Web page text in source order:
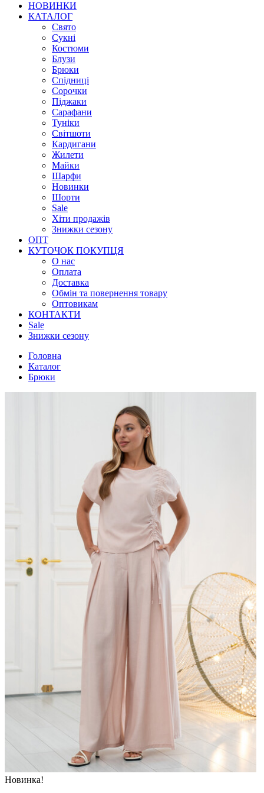
НОВИНКИ
КАТАЛОГ
Свято
Сукні
Костюми
Блузи
Брюки
Спідниці
Сорочки
Піджаки
Сарафани
Туніки
Світшоти
Кардигани
Жилети
Майки
Шарфи
Новинки
Шорти
Sale
Хіти продажів
Знижки сезону
ОПТ
КУТОЧОК ПОКУПЦЯ
О нас
Оплата
Доставка
Обмін та повернення товару
Оптовикам
КОНТАКТИ
Sale
Знижки сезону
Головна
Каталог
Брюки
Новинка!